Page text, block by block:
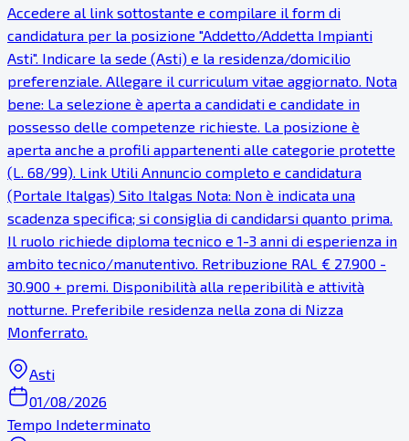
Accedere al link sottostante e compilare il form di
candidatura per la posizione "Addetto/Addetta Impianti
Asti". Indicare la sede (Asti) e la residenza/domicilio
preferenziale. Allegare il curriculum vitae aggiornato. Nota
bene: La selezione è aperta a candidati e candidate in
possesso delle competenze richieste. La posizione è
aperta anche a profili appartenenti alle categorie protette
(L. 68/99). Link Utili Annuncio completo e candidatura
(Portale Italgas) Sito Italgas Nota: Non è indicata una
scadenza specifica; si consiglia di candidarsi quanto prima.
Il ruolo richiede diploma tecnico e 1-3 anni di esperienza in
ambito tecnico/manutentivo. Retribuzione RAL € 27.900 -
30.900 + premi. Disponibilità alla reperibilità e attività
notturne. Preferibile residenza nella zona di Nizza
Monferrato.
Asti
01/08/2026
Tempo Indeterminato